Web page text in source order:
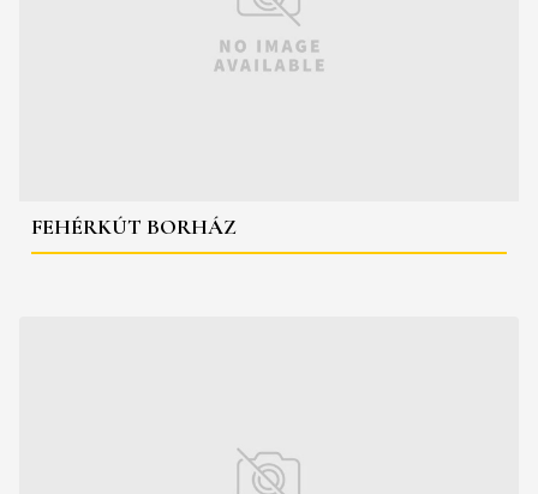
FEHÉRKÚT BORHÁZ